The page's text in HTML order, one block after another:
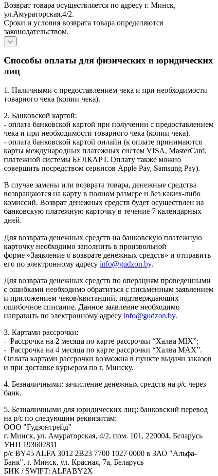
Возврат товара осуществляется по адресу г. Минск,
ул.Амураторская,4/2.
Сроки и условия возврата товара определяются
законодательством.
Способы оплаты для физических и юридических
лиц
1. Наличными с предоставлением чека и при необходимости
товарного чека (копии чека).
2. Банковской картой:
- оплата банковской картой при получении с предоставлением
чека и при необходимости товарного чека (копии чека).
- оплата банковской картой онлайн (к оплате принимаются
карты международных платежных систем VISA, MasterCard,
платежной системы БЕЛКАРТ. Оплату также можно
совершить посредством сервисов Apple Pay, Samsung Pay).
В случае замены или возврата товара, денежные средства
возвращаются на карту в полном размере и без каких-либо
комиссий. Возврат денежных средств будет осуществлен на
банковскую платежную карточку в течение 7 календарных
дней.
Для возврата денежных средств на банковскую платежную
карточку необходимо заполнить в произвольной
форме «Заявление о возврате денежных средств» и отправить
его по электронному адресу info@gudzon.by.
Для возврата денежных средств по операциям проведенными
с ошибками необходимо обратиться с письменным заявлением
и приложением чеков/квитанций, подтверждающих
ошибочное списание. Данное заявление необходимо
направить по электронному адресу info@gudzon.by.
3. Картами рассрочки:
- Рассрочка на 2 месяца по карте рассрочки “Халва MIX”;
- Рассрочка на 4 месяца по карте рассрочки “Халва MAX”.
Оплата картами рассрочки возможна в пункте выдачи заказов
и при доставке курьером по г. Минску.
4. Безналичными: зачисление денежных средств на р/с через
банк.
5. Безналичными для юридических лиц: банковский перевод
на р/с по следующим реквизитам:
ООО "Гудзонтрейд"
г. Минск, ул. Амураторская, 4/2, пом. 101, 220004, Беларусь
УНП 193602811
р/с BY45 ALFA 3012 2B23 7700 1027 0000 в ЗАО "Альфа-
Банк", г. Минск, ул. Красная, 7а, Беларусь
БИК / SWIFT: ALFABY2X